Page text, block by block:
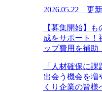
2026.05.22 更新
【募集開始】
成をサポート！
ップ費用を補助
「人材確保に
出会う機会を増
くり企業の皆様